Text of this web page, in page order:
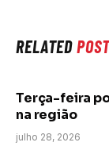
RELATED
Terça-feira
na região
julho 28, 2026